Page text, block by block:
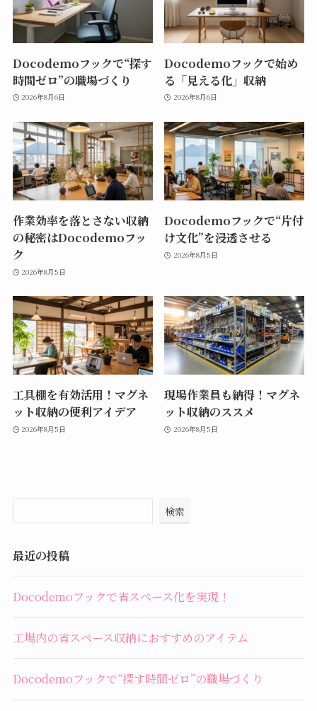
Docodemoフックで“探す
時間ゼロ”の職場づくり
2026年8月6日
Docodemoフックで始め
る「見える化」収納
2026年8月6日
作業効率を落とさない収納
の秘密はDocodemoフッ
ク
2026年8月5日
Docodemoフックで“片付
け文化”を浸透させる
2026年8月5日
工具棚を有効活用！マグネ
ット収納の便利アイデア
2026年8月5日
現場作業員も納得！マグネ
ット収納のススメ
2026年8月5日
検索
最近の投稿
Docodemoフックで省スペース化を実現！
工場内の省スペース収納におすすめのアイテム
Docodemoフックで“探す時間ゼロ”の職場づくり